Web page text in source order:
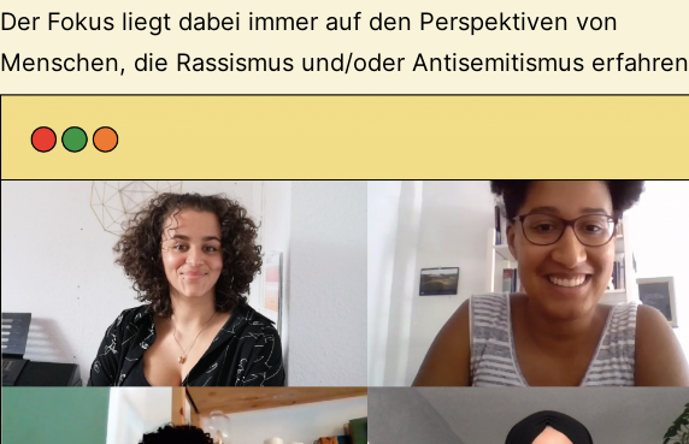
Der Fokus liegt dabei immer auf den Perspektiven von
Menschen, die Rassismus und/oder Antisemitismus